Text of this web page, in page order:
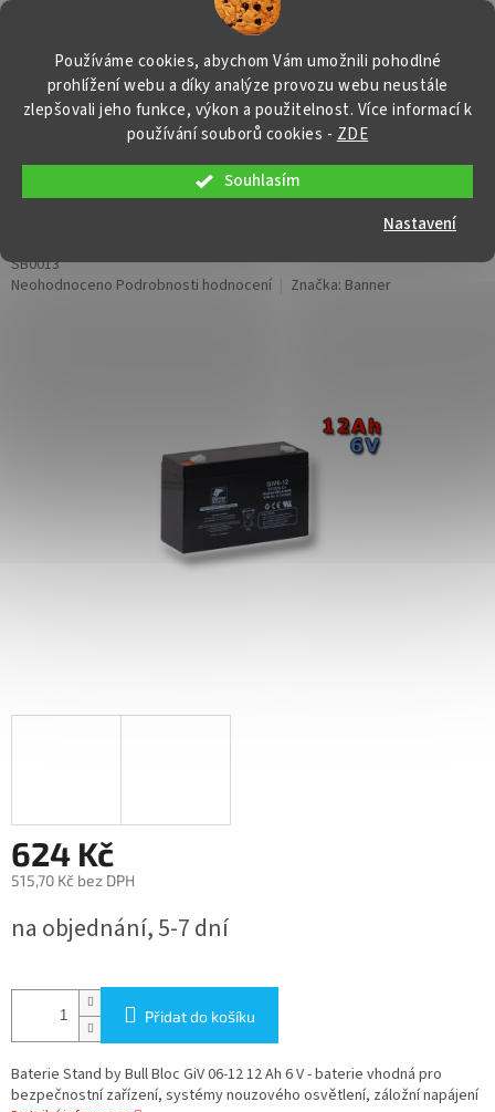
Používáme cookies, abychom Vám umožnili pohodlné
prohlížení webu a díky analýze provozu webu neustále
zlepšovali jeho funkce, výkon a použitelnost. Více informací k
používání souborů cookies - ZDE
Souhlasím
Nastavení
Přejít
KOŠÍK
Stand by Bull Bloc GiV 06-12, 12Ah,
SB0013
Průměrné
Neohodnoceno Podrobnosti hodnocení Značka: Banner
624 Kč
515,70 Kč bez DPH
cena:
na objednání, 5-7 dní
Přidat do košíku
Baterie Stand by Bull Bloc GiV 06-12 12 Ah 6 V - baterie vhodná pro
bezpečnostní zařízení, systémy nouzového osvětlení, záložní napájení